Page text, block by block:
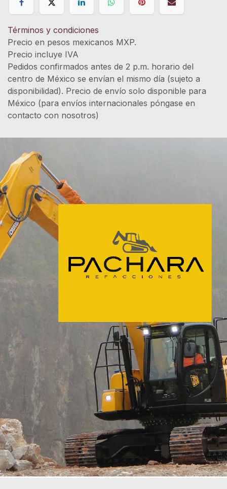
Términos y condiciones
Precio en pesos mexicanos MXP.
Precio incluye IVA
Pedidos confirmados antes de 2 p.m. horario del
centro de México se envían el mismo día (sujeto a
disponibilidad). Precio de envío solo disponible para
México (para envíos internacionales póngase en
contacto con nosotros)